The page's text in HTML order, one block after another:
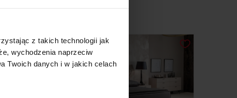
z takich technologii jak
wychodzenia naprzeciw
Twoich danych i w jakich celach